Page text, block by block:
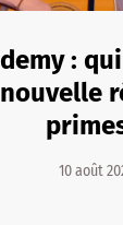
:
10 août